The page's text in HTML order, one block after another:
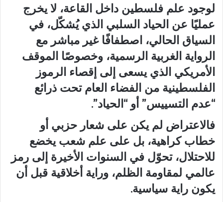
لوجود علم فلسطين داخل القاعة، لا يخرج
عمليًا عن الحياد السلبي الذي يُشكّل، في
السياق الحالي، اصطفافًا غير مباشر مع
الرواية الغربية الرسمية، وخصوصًا الموقف
الأمريكي الذي يسعى إلى إقصاء الرموز
الفلسطينية من الفضاء العام تحت ذرائع
“عدم التسييس” أو “الحياد”.
فالاعتراض لم يكن على شعار حزبي أو
خطاب كراهية، بل على علم شعب يخضع
للاحتلال، تحوّل في السنوات الأخيرة إلى رمز
عالمي لمقاومة الظلم، وراية أخلاقية قبل أن
يكون راية سياسية.